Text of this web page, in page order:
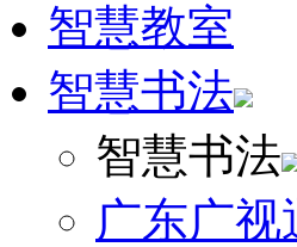
智慧教室
智慧书法
智慧书法
广东广